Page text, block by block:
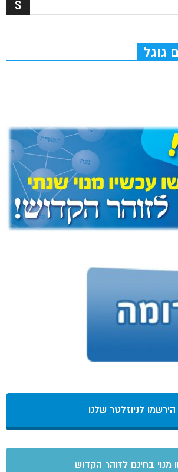
גוגל
הירשמו לניוזלטר שלנו
מנוי בחינם לזוהר הקדוש